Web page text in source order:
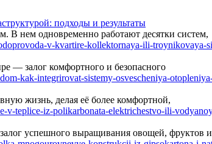
подходы и результаты
нем одновременно работают десятки систем,
— залог комфортного и безопасного
жизнь, делая её более комфортной,
успешного выращивания овощей, фруктов и